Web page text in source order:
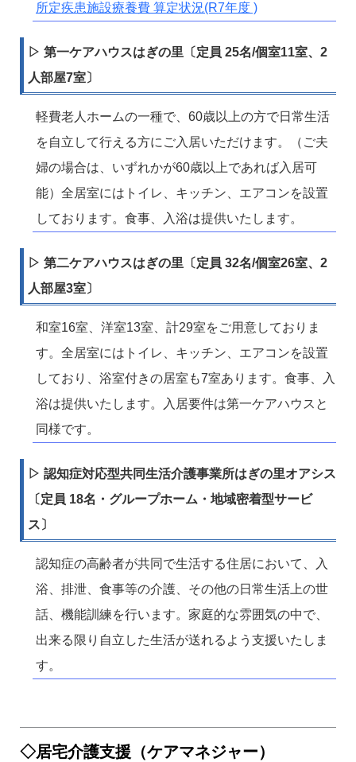
所定疾患施設療養費 算定状況(R7年度 )
▷ 第一ケアハウスはぎの里〔定員 25名/個室11室、2
人部屋7室〕
軽費老人ホームの一種で、60歳以上の方で日常生活
を自立して行える方にご入居いただけます。（ご夫
婦の場合は、いずれかが60歳以上であれば入居可
能）全居室にはトイレ、キッチン、エアコンを設置
しております。食事、入浴は提供いたします。
▷ 第二ケアハウスはぎの里〔定員 32名/個室26室、2
人部屋3室〕
和室16室、洋室13室、計29室をご用意しておりま
す。全居室にはトイレ、キッチン、エアコンを設置
しており、浴室付きの居室も7室あります。食事、入
浴は提供いたします。入居要件は第一ケアハウスと
同様です。
▷ 認知症対応型共同生活介護事業所はぎの里オアシス
〔定員 18名・グループホーム・地域密着型サービ
ス〕
認知症の高齢者が共同で生活する住居において、入
浴、排泄、食事等の介護、その他の日常生活上の世
話、機能訓練を行います。家庭的な雰囲気の中で、
出来る限り自立した生活が送れるよう支援いたしま
す。
◇居宅介護支援（ケアマネジャー）